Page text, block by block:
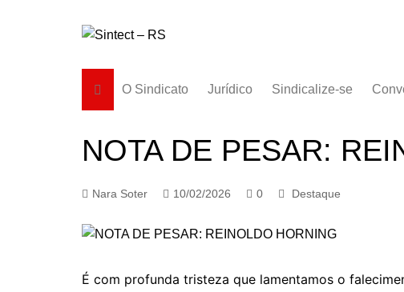
O Sindicato
História
Subsedes
Jurídico Sindicalize-se
NOTA DE PESAR:
Nara Soter 10/02/2026 0 Destaque
É com profunda tristeza que lamentamos o